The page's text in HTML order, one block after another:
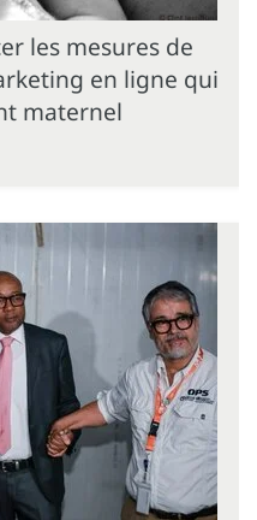
les mesures de
en ligne qui
maternel